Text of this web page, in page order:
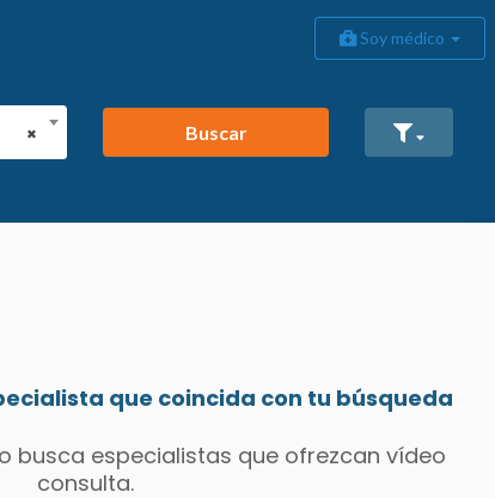
Soy médico
×
Buscar
que coincida con tu búsqueda
busca especialistas que ofrezcan vídeo
consulta.